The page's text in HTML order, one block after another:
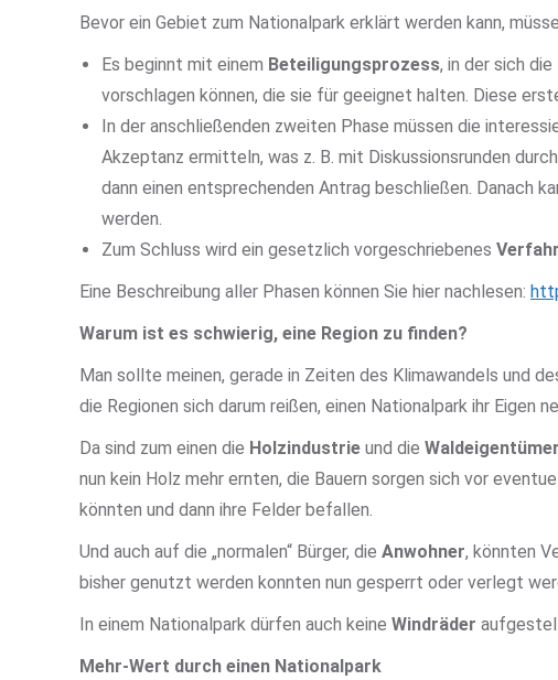
Bevor ein Gebiet zum Nationalpark erklärt werden kann,
Es beginnt mit einem Beteiligungsprozess, in der sich
vorschlagen können, die sie für geeignet halten. Diese
In der anschließenden zweiten Phase müssen die
Akzeptanz ermitteln, was z. B. mit Diskussionsrunden
dann einen entsprechenden Antrag beschließen. Danach
werden.
Zum Schluss wird ein gesetzlich vorgeschriebenes
Eine Beschreibung aller Phasen können Sie hier nachlesen:
Warum ist es schwierig, eine Region zu finden?
Man sollte meinen, gerade in Zeiten des Klimawandels und
die Regionen sich darum reißen, einen Nationalpark ihr Eigen
Da sind zum einen die Holzindustrie und die Waldeigentümer
nun kein Holz mehr ernten, die Bauern sorgen sich vor
könnten und dann ihre Felder befallen.
Und auch auf die „normalen“ Bürger, die Anwohner, könnten
bisher genutzt werden konnten nun gesperrt oder verlegt
In einem Nationalpark dürfen auch keine Windräder
Mehr-Wert durch einen Nationalpark